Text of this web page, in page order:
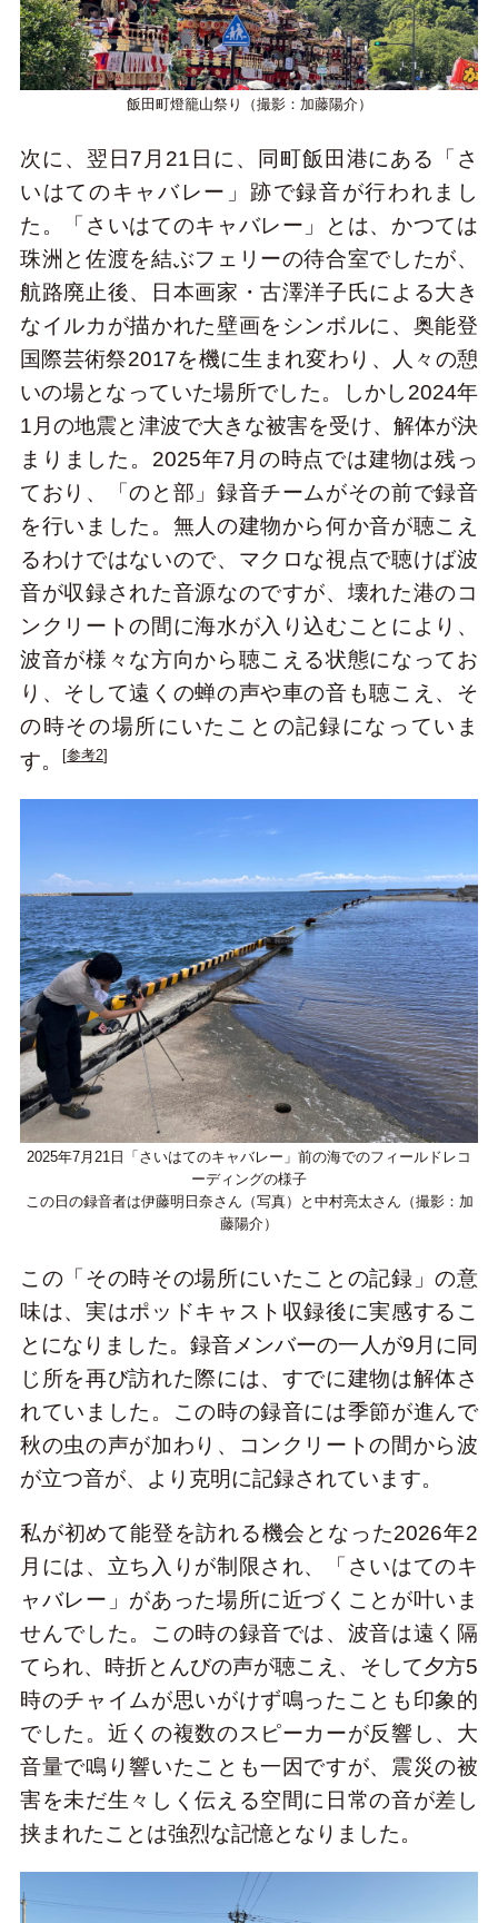
飯田町燈籠山祭り（撮影：加藤陽介）
次に、翌日7月21日に、同町飯田港にある「さ
いはてのキャバレー」跡で録音が行われまし
た。「さいはてのキャバレー」とは、かつては
珠洲と佐渡を結ぶフェリーの待合室でしたが、
航路廃止後、日本画家・古澤洋子氏による大き
なイルカが描かれた壁画をシンボルに、奥能登
国際芸術祭2017を機に生まれ変わり、人々の憩
いの場となっていた場所でした。しかし2024年
1月の地震と津波で大きな被害を受け、解体が決
まりました。2025年7月の時点では建物は残っ
ており、「のと部」録音チームがその前で録音
を行いました。無人の建物から何か音が聴こえ
るわけではないので、マクロな視点で聴けば波
音が収録された音源なのですが、壊れた港のコ
ンクリートの間に海水が入り込むことにより、
波音が様々な方向から聴こえる状態になってお
り、そして遠くの蝉の声や車の音も聴こえ、そ
の時その場所にいたことの記録になっていま
す。
[参考2]
2025年7月21日「さいはてのキャバレー」前の海でのフィールドレコ
ーディングの様子
この日の録音者は伊藤明日奈さん（写真）と中村亮太さん（撮影：加
藤陽介）
この「その時その場所にいたことの記録」の意
味は、実はポッドキャスト収録後に実感するこ
とになりました。録音メンバーの一人が9月に同
じ所を再び訪れた際には、すでに建物は解体さ
れていました。この時の録音には季節が進んで
秋の虫の声が加わり、コンクリートの間から波
が立つ音が、より克明に記録されています。
私が初めて能登を訪れる機会となった2026年2
月には、立ち入りが制限され、「さいはてのキ
ャバレー」があった場所に近づくことが叶いま
せんでした。この時の録音では、波音は遠く隔
てられ、時折とんびの声が聴こえ、そして夕方5
時のチャイムが思いがけず鳴ったことも印象的
でした。近くの複数のスピーカーが反響し、大
音量で鳴り響いたことも一因ですが、震災の被
害を未だ生々しく伝える空間に日常の音が差し
挟まれたことは強烈な記憶となりました。